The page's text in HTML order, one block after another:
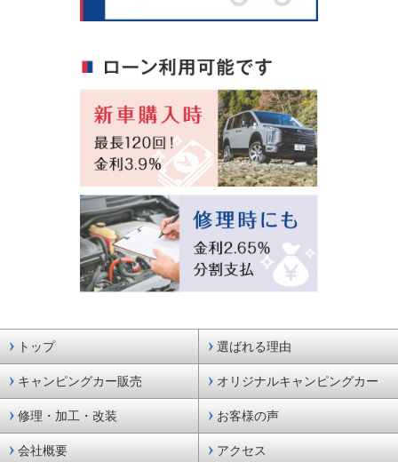
トップ 選ばれる理由
キャンピングカー販売 オリジナルキャンピングカー
修理・加工・改装 お客様の声
会社概要 アクセス